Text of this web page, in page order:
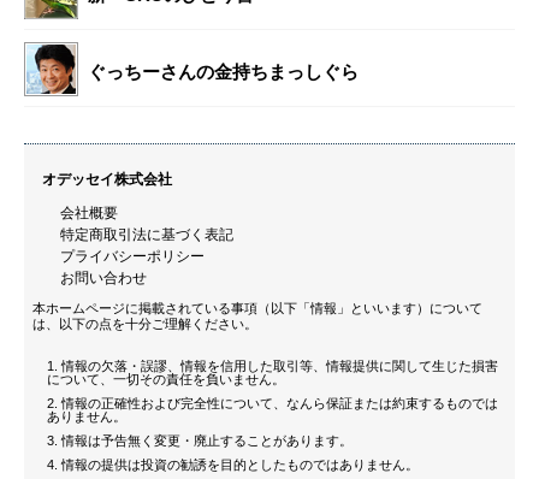
ぐっちーさんの金持ちまっしぐら
オデッセイ株式会社
会社概要
特定商取引法に基づく表記
プライバシーポリシー
お問い合わせ
本ホームページに掲載されている事項（以下「情報」といいます）について
は、以下の点を十分ご理解ください。
情報の欠落・誤謬、情報を信用した取引等、情報提供に関して生じた損害
について、一切その責任を負いません。
情報の正確性および完全性について、なんら保証または約束するものでは
ありません。
情報は予告無く変更・廃止することがあります。
情報の提供は投資の勧誘を目的としたものではありません。